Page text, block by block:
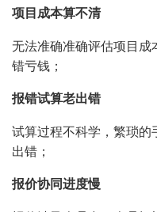
项目成本算不清
无法准确准确评估项目成
错亏钱；
报错试算老出错
试算过程不科学，繁琐的
出错；
报价协同进度慢